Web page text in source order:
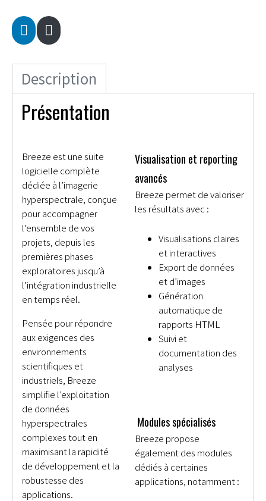
Description
Présentation
Breeze est une suite
logicielle complète
dédiée à l’imagerie
hyperspectrale, conçue
pour accompagner
l’ensemble de vos
projets, depuis les
premières phases
exploratoires jusqu’à
l’intégration industrielle
en temps réel.
Pensée pour répondre
aux exigences des
environnements
scientifiques et
industriels, Breeze
simplifie l’exploitation
de données
hyperspectrales
complexes tout en
maximisant la rapidité
de développement et la
robustesse des
applications.
Visualisation et reporting
avancés
Breeze permet de valoriser
les résultats avec :
Visualisations claires
et interactives
Export de données
et d’images
Génération
automatique de
rapports HTML
Suivi et
documentation des
analyses
Modules spécialisés
Breeze propose
également des modules
dédiés à certaines
applications, notamment :